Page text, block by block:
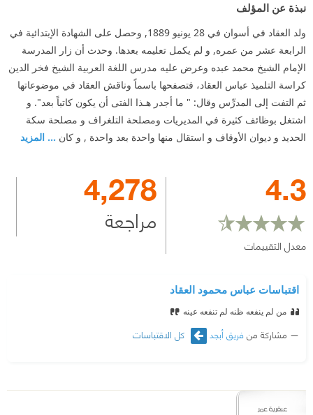
نبذة عن المؤلف
ولد العقاد في أسوان في 28 يونيو 1889, وحصل على الشهادة الإبتدائية في
الرابعة عشر من عمره, و لم يكمل تعليمه بعدها. وحدث أن زار المدرسة
الإمام الشيخ محمد عبده وعرض عليه مدرس اللغة العربية الشيخ فخر الدين
كراسة التلميذ عباس العقاد، فتصفحها باسماً وناقش العقاد في موضوعاتها
ثم التفت إلى المدرِّس وقال: " ما أجدر هـذا الفتى أن يكون كاتباً بعد". و
اشتغل بوظائف كثيرة في المديريات ومصلحة التلغراف و مصلحة سكة
الحديد و ديوان الأوقاف و استقال منها واحدة بعد واحدة , و كان ... المزيد
4.3
معدل التقييمات
4,278
مراجعة
اقتباسات عباس محمود العقاد
من لم ينفعه ظنه لم تنفعه عينه
مشاركة من فريق أبجد كل الاقتباسات